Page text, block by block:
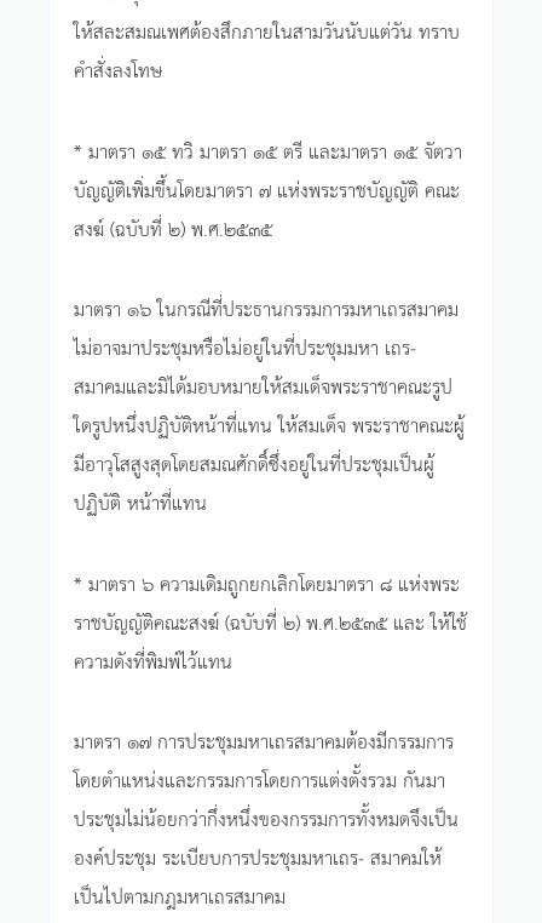
ให้สละสมณเพศต้องสึกภายในสามวันนับแต่วัน ทราบ
คำสั่งลงโทษ
* มาตรา ๑๕ ทวิ มาตรา ๑๕ ตรี และมาตรา ๑๕ จัตวา
บัญญัติเพิ่มขึ้นโดยมาตรา ๗ แห่งพระราชบัญญัติ คณะ
สงฆ์ (ฉบับที่ ๒) พ.ศ.๒๕๓๕
มาตรา ๑๖ ในกรณีที่ประธานกรรมการมหาเถรสมาคม
ไม่อาจมาประชุมหรือไม่อยู่ในที่ประชุมมหา เถร-
สมาคมและมิได้มอบหมายให้สมเด็จพระราชาคณะรูป
ใดรูปหนึ่งปฏิบัติหน้าที่แทน ให้สมเด็จ พระราชาคณะผู้
มีอาวุโสสูงสุดโดยสมณศักดิ์ซึ่งอยู่ในที่ประชุมเป็นผู้
ปฏิบัติ หน้าที่แทน
* มาตรา ๖ ความเดิมถูกยกเลิกโดยมาตรา ๘ แห่งพระ
ราชบัญญัติคณะสงฆ์ (ฉบับที่ ๒) พ.ศ.๒๕๓๕ และ ให้ใช้
ความดังที่พิมพ์ไว้แทน
มาตรา ๑๗ การประชุมมหาเถรสมาคมต้องมีกรรมการ
โดยตำแหน่งและกรรมการโดยการแต่งตั้งรวม กันมา
ประชุมไม่น้อยกว่ากึ่งหนึ่งของกรรมการทั้งหมดจึงเป็น
องค์ประชุม ระเบียบการประชุมมหาเถร- สมาคมให้
เป็นไปตามกฎมหาเถรสมาคม